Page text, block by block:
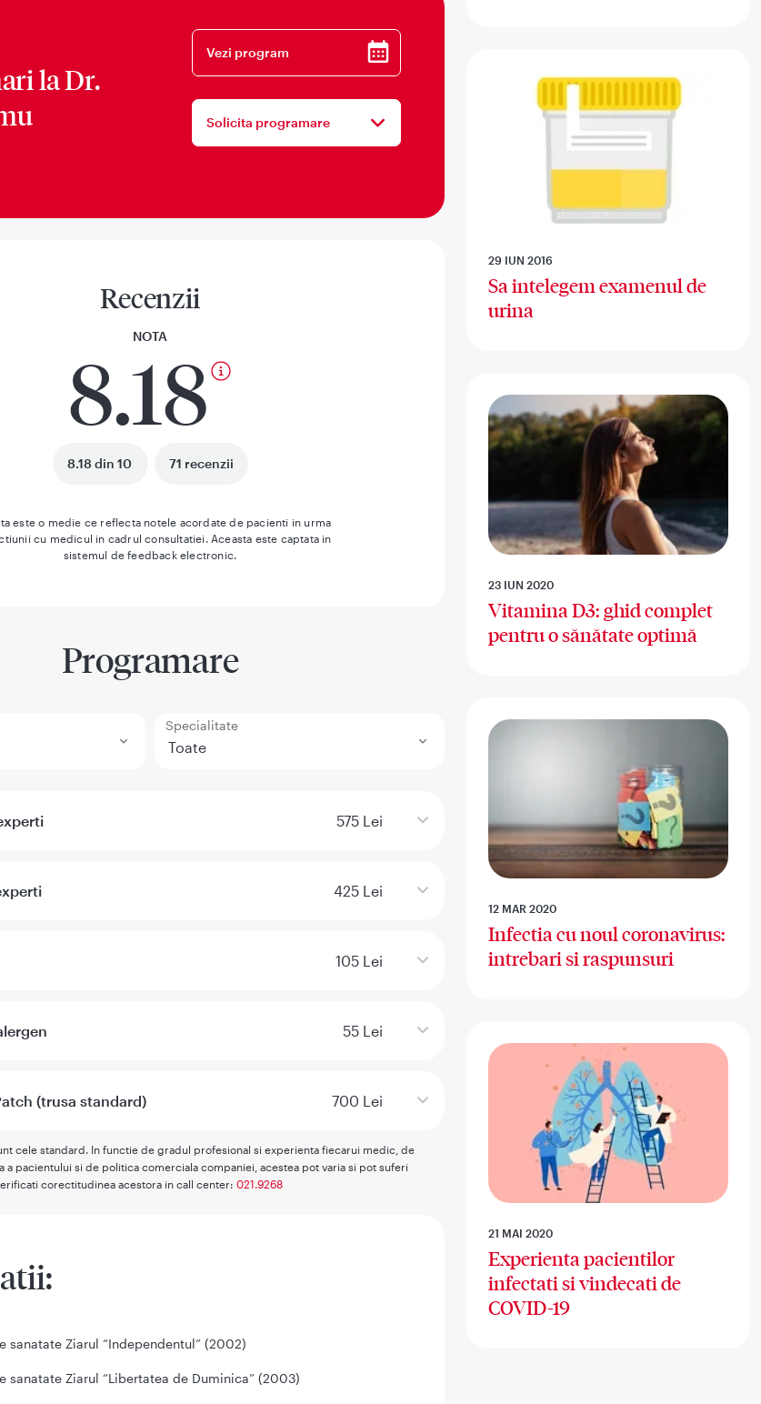
laDr.
Vezi program
Solicita programare
Recenzii
NOTA
8.18
8.18 din 10 71 recenzii
este o medie ce reflecta notele acordate de pacienti in urma
cu medicul in cadrul consultatiei. Aceasta este captata in
sistemul de feedback electronic.
Programare
Specialitate
575 Lei
425 Lei
105 Lei
55 Lei
(trusa standard) 700 Lei
cele standard. In functie de gradul profesional si experienta fiecarui medic, de
a pacientului si de politica comerciala companiei, acestea pot varia si pot suferi
corectitudinea acestora in call center: 021.9268
sanatate Ziarul “Independentul” (2002)
sanatate Ziarul “Libertatea de Duminica” (2003)
29 IUN 2016
Sa intelegem examenul de
urina
23 IUN 2020
Vitamina D3: ghid complet
pentru o sănătate optimă
12 MAR 2020
Infectia cu noul coronavirus:
intrebari si raspunsuri
21 MAI 2020
Experienta pacientilor
infectati si vindecati de
COVID-19